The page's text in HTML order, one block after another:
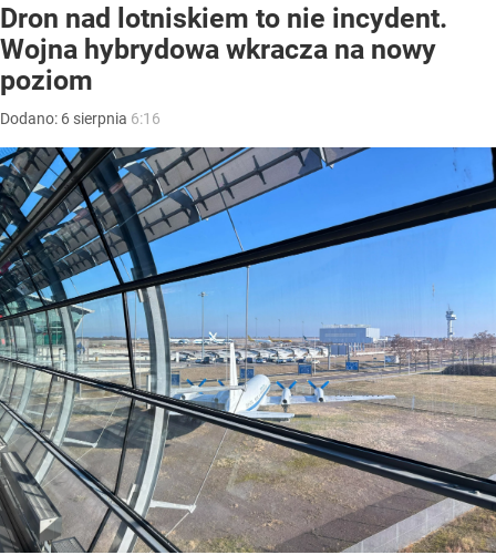
Dron nad lotniskiem to nie incydent.
Wojna hybrydowa wkracza na nowy
poziom
Dodano: 6 sierpnia 6:16